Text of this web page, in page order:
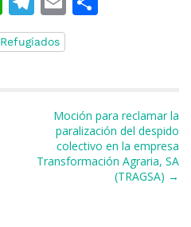
h
at
el
e
m
ti
r
Refugiados
Moción para reclamar la
paralización del despido
colectivo en la empresa
Transformación Agraria, SA
(TRAGSA) →